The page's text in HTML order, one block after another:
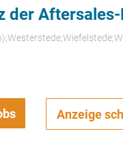
der
Anzeige